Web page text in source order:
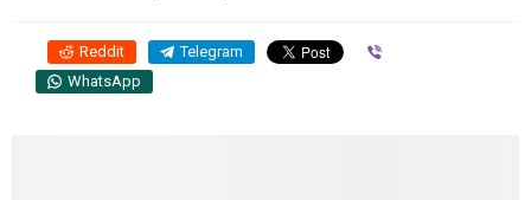
Reddit Telegram
WhatsApp